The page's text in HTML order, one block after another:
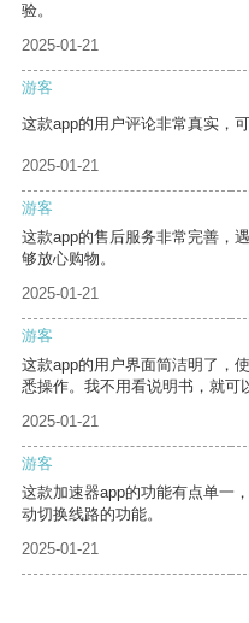
验。
2025-01-21
游客
这款app的用户评论非常真实，
2025-01-21
游客
这款app的售后服务非常完善，
够放心购物。
2025-01-21
游客
这款app的用户界面简洁明了，
悉操作。我不用看说明书，就可
2025-01-21
游客
这款加速器app的功能有点单一
动切换线路的功能。
2025-01-21